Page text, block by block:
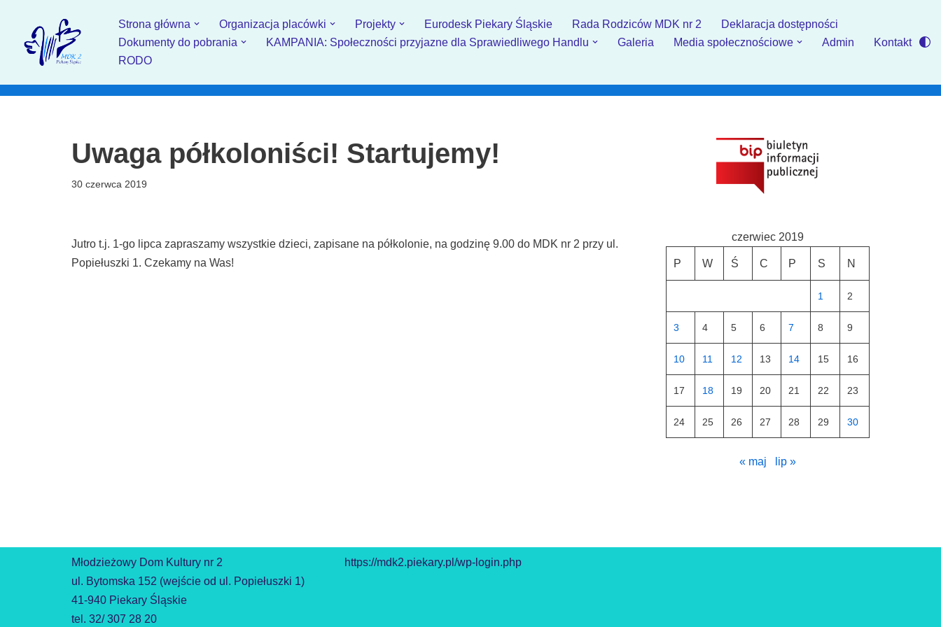
Przejdź
Strona główna Organizacja placówki Projekty Eurodesk Piekary Śląskie Rada Rodziców MDK nr 2
Deklaracja dostępności
Dokumenty do pobrania
KAMPANIA: Społeczności przyjazne dla Sprawiedliwego Handlu Galeria Media społecznościowe Admin
Kontakt
RODO
Uwaga półkoloniści! Startujemy!
30 czerwca 2019
Jutro t.j. 1-go lipca zapraszamy wszystkie dzieci, zapisane na półkolonie, na godzinę 9.00 do MDK nr 2 przy ul.
Popiełuszki 1. Czekamy na Was!
czerwiec 2019
P W Ś C P S N
1 2
3 4 5 6 7 8 9
10 11 12 13 14 15 16
17 18 19 20 21 22 23
24 25 26 27 28 29 30
« maj lip »
Młodzieżowy Dom Kultury nr 2
ul. Bytomska 152 (wejście od ul. Popiełuszki 1)
41-940 Piekary Śląskie
tel. 32/ 307 28 20
https://mdk2.piekary.pl/wp-login.php